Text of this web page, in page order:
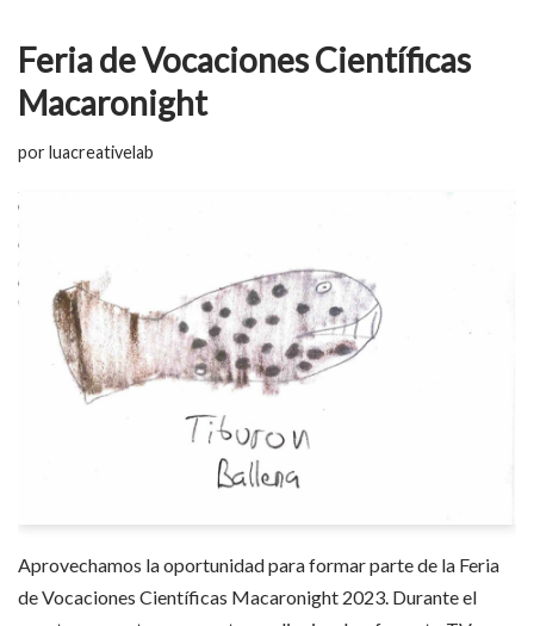
Feria de Vocaciones Científicas
Macaronight
por luacreativelab
Aprovechamos la oportunidad para formar parte de la Feria
de Vocaciones Científicas Macaronight 2023. Durante el